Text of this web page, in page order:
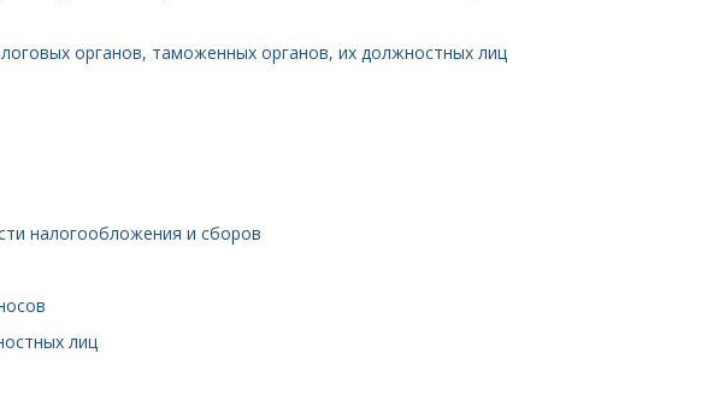
органов, таможенных органов, их должностных лиц
налогообложения и сборов
лиц